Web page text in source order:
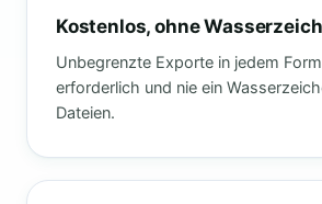
Kostenlos, ohne
Unbegrenzte Exporte in jedem
erforderlich und nie ein
Dateien.